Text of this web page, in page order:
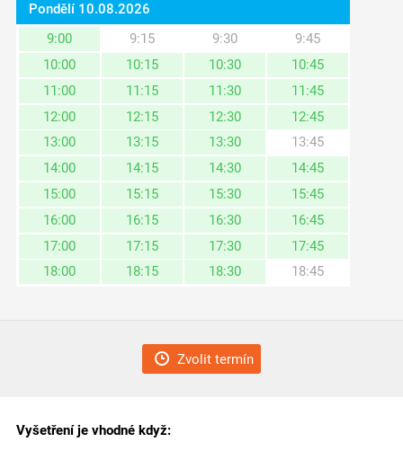
Pondělí 10.08.2026
9:00
9:15 9:30
9:45
10:00
10:15 10:30
10:45
11:00
11:15 11:30
11:45
12:00
12:15 12:30
12:45
13:00
13:15 13:30
13:45
14:00
14:15 14:30
14:45
15:00
15:15 15:30
15:45
16:00
16:15 16:30
16:45
17:00
17:15 17:30
17:45
18:00
18:15 18:30 18:45
Zvolit termín
Vyšetření je vhodné když: